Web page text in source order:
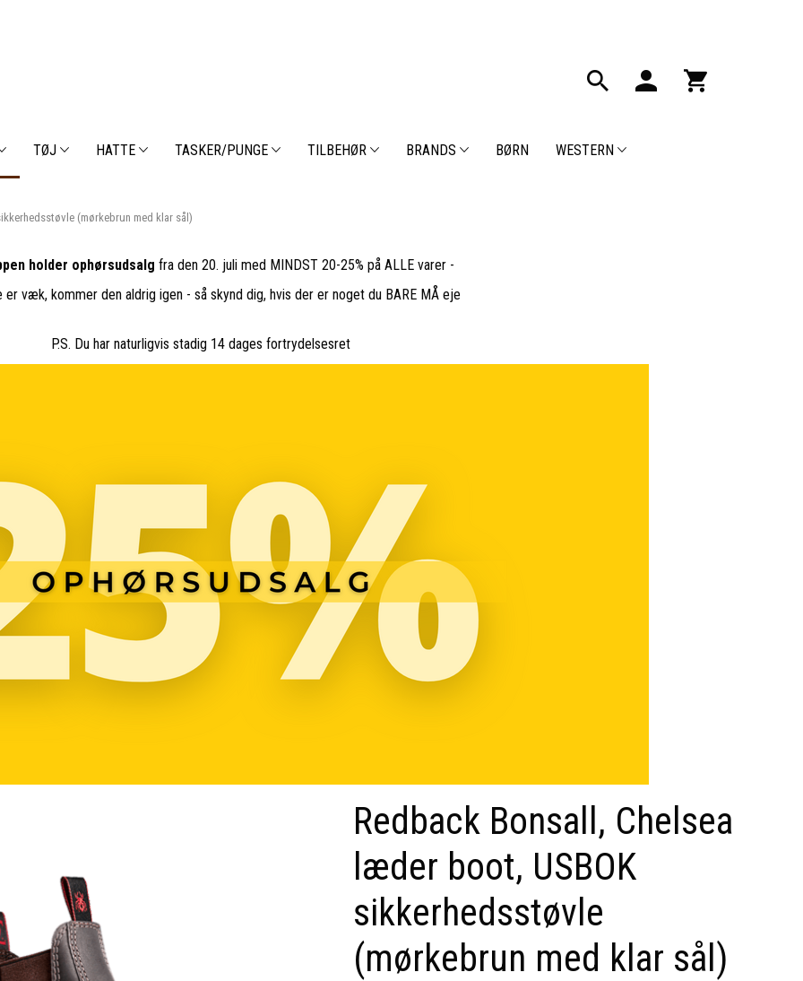
TØJ HATTE TASKER/PUNGE TILBEHØR BRANDS BØRN WESTERN
(mørkebrun med klar sål)
holder ophørsudsalg fra den 20. juli med MINDST 20-25% på ALLE varer -
er væk, kommer den aldrig igen - så skynd dig, hvis der er noget du BARE MÅ eje
P.S. Du har naturligvis stadig 14 dages fortrydelsesret
Redback Bonsall, Chelsea
læder boot, USBOK
sikkerhedsstøvle
(mørkebrun med klar sål)